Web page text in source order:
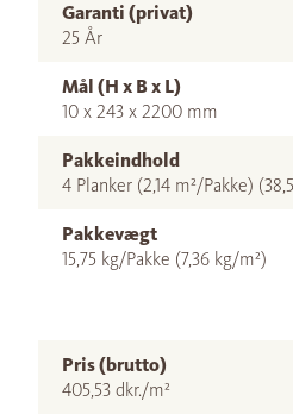
Garanti (privat)
25 År
Mål (H x B x L)
10 x 243 x 2200 mm
Pakkeindhold
4 Planker (2,14 m²/Pakke)
Pakkevægt
15,75 kg/Pakke (7,36 kg/m²)
Pris (brutto)
405,53 dkr./m²